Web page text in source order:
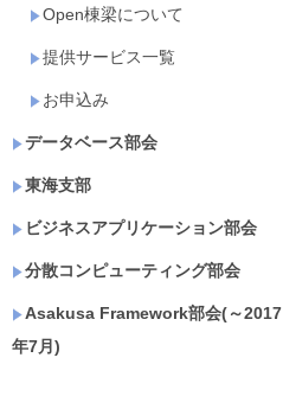
Open棟梁について
提供サービス一覧
お申込み
データベース部会
東海支部
ビジネスアプリケーション部会
分散コンピューティング部会
Asakusa Framework部会(～2017
年7月)